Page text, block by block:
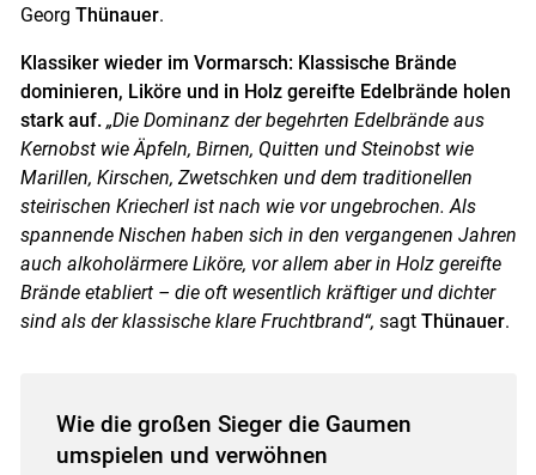
Georg Thünauer.
Klassiker wieder im Vormarsch: Klassische Brände
dominieren, Liköre und in Holz gereifte Edelbrände holen
stark auf. „Die Dominanz der begehrten Edelbrände aus
Kernobst wie Äpfeln, Birnen, Quitten und Steinobst wie
Marillen, Kirschen, Zwetschken und dem traditionellen
steirischen Kriecherl ist nach wie vor ungebrochen. Als
spannende Nischen haben sich in den vergangenen Jahren
auch alkoholärmere Liköre, vor allem aber in Holz gereifte
Brände etabliert – die oft wesentlich kräftiger und dichter
sind als der klassische klare Fruchtbrand“, sagt Thünauer.
Wie die großen Sieger die Gaumen
umspielen und verwöhnen